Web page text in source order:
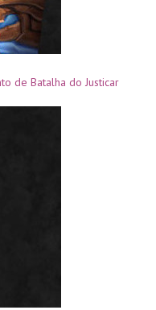
de Batalha do Justicar